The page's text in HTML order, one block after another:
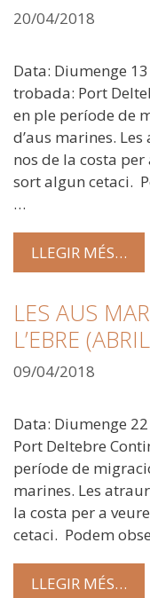
20/04/2018
Data: Diumenge
trobada: Port
en ple període de
d’aus marines.
nos de la costa
sort algun cetaci.
…
LLEGIR MÉS…
LES AUS
L’EBRE
09/04/2018
Data: Diumenge
Port Deltebre
període de
marines. Les
la costa per a
cetaci. Podem
LLEGIR MÉS…